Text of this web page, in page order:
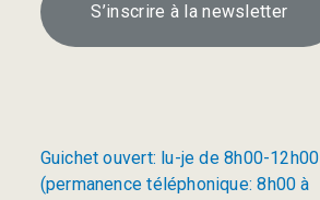
S’inscrire à la newsletter
Guichet ouvert: lu-je de 8h00-12h00
(permanence téléphonique: 8h00 à